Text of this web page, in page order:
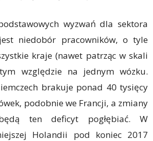
wyzwań dla sektora
niedobór pracowników, o tyle
kraje (nawet patrząc w skali
względzie na jednym wózku.
brakuje ponad 40 tysięcy
podobnie we Francji, a zmiany
ten deficyt pogłębiać. W
Holandii pod koniec 2017